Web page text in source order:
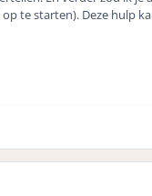
te starten). Deze hulp